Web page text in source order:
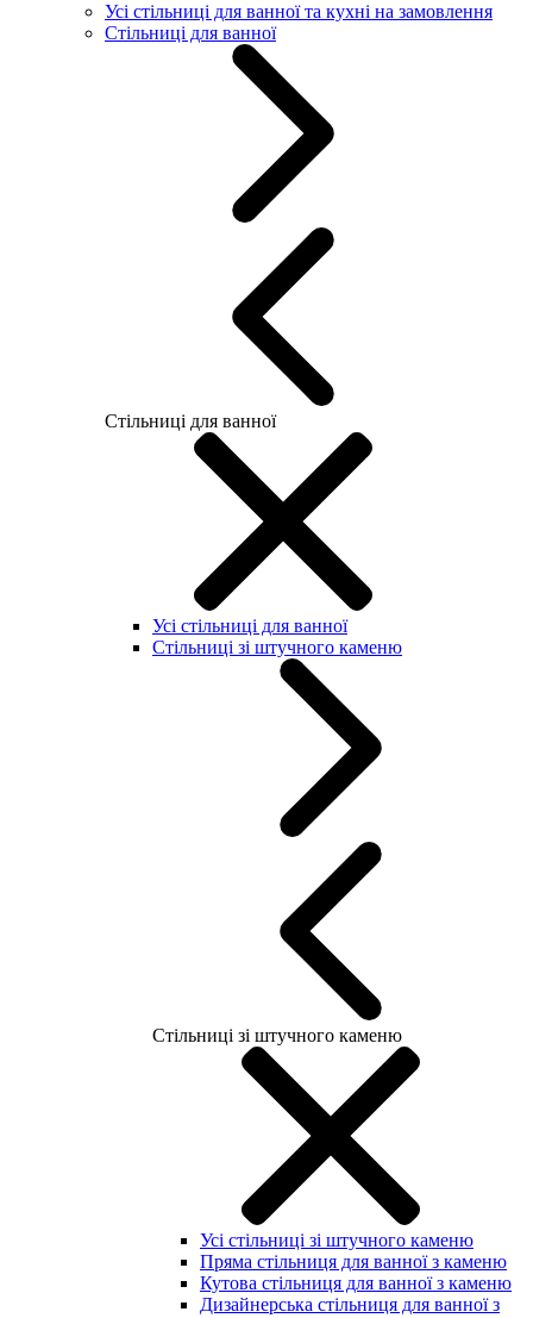
Усі стільниці для ванної та кухні на замовлення
Стільниці для ванної
Стільниці для ванної
Усі стільниці для ванної
Стільниці зі штучного каменю
Стільниці зі штучного каменю
Усі стільниці зі штучного каменю
Пряма стільниця для ванної з каменю
Кутова стільниця для ванної з каменю
Дизайнерська стільниця для ванної з